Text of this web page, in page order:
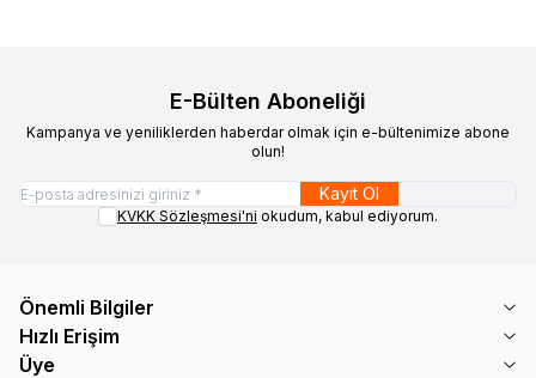
E-Bülten Aboneliği
Kampanya ve yeniliklerden haberdar olmak için e-bültenimize abone
olun!
Kayıt Ol
KVKK Sözleşmesi'ni okudum, kabul ediyorum.
Önemli Bilgiler
Hızlı Erişim
Üye